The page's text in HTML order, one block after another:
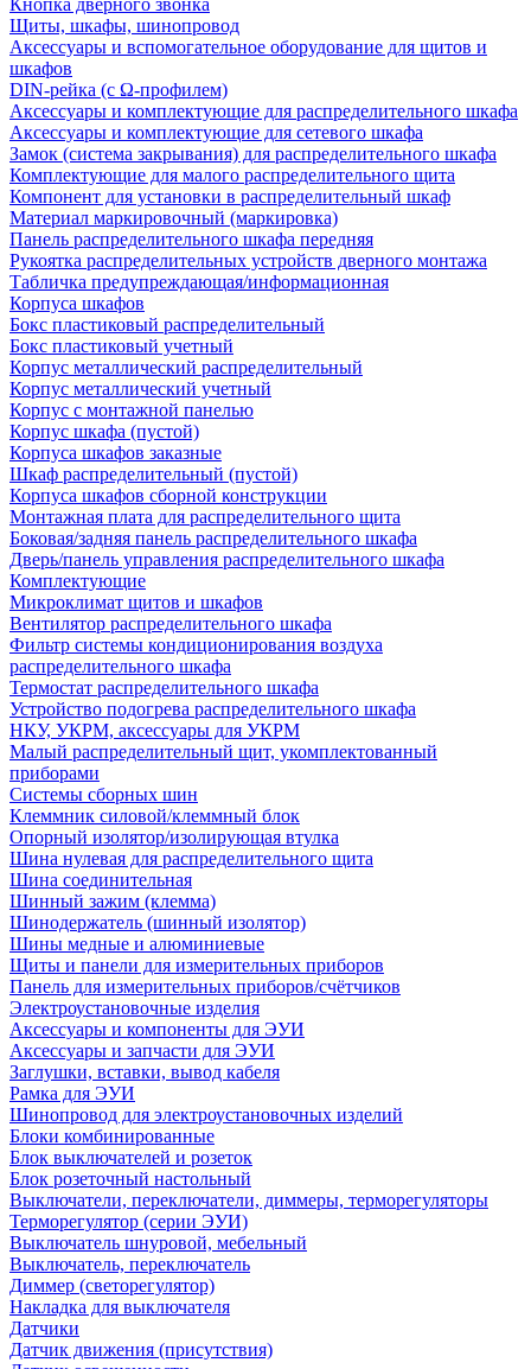
Кнопка дверного звонка
Щиты, шкафы, шинопровод
Аксессуары и вспомогательное оборудование для щитов и
шкафов
DIN-рейка (с Ω-профилем)
Аксессуары и комплектующие для распределительного шкафа
Аксессуары и комплектующие для сетевого шкафа
Замок (система закрывания) для распределительного шкафа
Комплектующие для малого распределительного щита
Компонент для установки в распределительный шкаф
Материал маркировочный (маркировка)
Панель распределительного шкафа передняя
Рукоятка распределительных устройств дверного монтажа
Табличка предупреждающая/информационная
Корпуса шкафов
Бокс пластиковый распределительный
Бокс пластиковый учетный
Корпус металлический распределительный
Корпус металлический учетный
Корпус с монтажной панелью
Корпус шкафа (пустой)
Корпуса шкафов заказные
Шкаф распределительный (пустой)
Корпуса шкафов сборной конструкции
Монтажная плата для распределительного щита
Боковая/задняя панель распределительного шкафа
Дверь/панель управления распределительного шкафа
Комплектующие
Микроклимат щитов и шкафов
Вентилятор распределительного шкафа
Фильтр системы кондиционирования воздуха
распределительного шкафа
Термостат распределительного шкафа
Устройство подогрева распределительного шкафа
НКУ, УКРМ, аксессуары для УКРМ
Малый распределительный щит, укомплектованный
приборами
Системы сборных шин
Клеммник силовой/клеммный блок
Опорный изолятор/изолирующая втулка
Шина нулевая для распределительного щита
Шина соединительная
Шинный зажим (клемма)
Шинодержатель (шинный изолятор)
Шины медные и алюминиевые
Щиты и панели для измерительных приборов
Панель для измерительных приборов/счётчиков
Электроустановочные изделия
Аксессуары и компоненты для ЭУИ
Аксессуары и запчасти для ЭУИ
Заглушки, вставки, вывод кабеля
Рамка для ЭУИ
Шинопровод для электроустановочных изделий
Блоки комбинированные
Блок выключателей и розеток
Блок розеточный настольный
Выключатели, переключатели, диммеры, терморегуляторы
Терморегулятор (серии ЭУИ)
Выключатель шнуровой, мебельный
Выключатель, переключатель
Диммер (светорегулятор)
Накладка для выключателя
Датчики
Датчик движения (присутствия)